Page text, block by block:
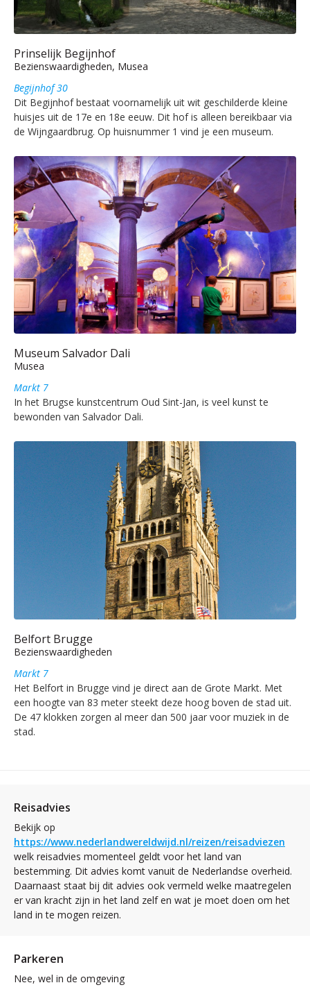
Prinselijk Begijnhof
Bezienswaardigheden, Musea
Begijnhof 30
Dit Begijnhof bestaat voornamelijk uit wit geschilderde kleine
huisjes uit de 17e en 18e eeuw. Dit hof is alleen bereikbaar via
de Wijngaardbrug. Op huisnummer 1 vind je een museum.
Museum Salvador Dali
Musea
Markt 7
In het Brugse kunstcentrum Oud Sint-Jan, is veel kunst te
bewonden van Salvador Dali.
Belfort Brugge
Bezienswaardigheden
Markt 7
Het Belfort in Brugge vind je direct aan de Grote Markt. Met
een hoogte van 83 meter steekt deze hoog boven de stad uit.
De 47 klokken zorgen al meer dan 500 jaar voor muziek in de
stad.
Reisadvies
Bekijk op
https://www.nederlandwereldwijd.nl/reizen/reisadviezen
welk reisadvies momenteel geldt voor het land van
bestemming. Dit advies komt vanuit de Nederlandse overheid.
Daarnaast staat bij dit advies ook vermeld welke maatregelen
er van kracht zijn in het land zelf en wat je moet doen om het
land in te mogen reizen.
Parkeren
Nee, wel in de omgeving